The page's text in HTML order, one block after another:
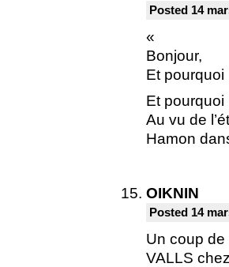
Posted 14
«
Bonjour,
Et
Et pourquoi
Au vu de
Hamon
OIKNIN
Posted 14
Un coup
VALLS